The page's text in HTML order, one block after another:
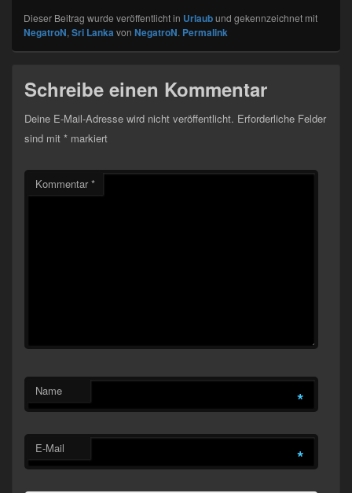
Dieser Beitrag wurde veröffentlicht in Urlaubund gekennzeichnet mit
NegatroN, Sri Lanka von NegatroN. Permalink
Schreibe einen Kommentar
Deine E-Mail-Adresse wird nicht veröffentlicht. Erforderliche Felder
sind mit * markiert
Kommentar*
Name *
E-Mail *